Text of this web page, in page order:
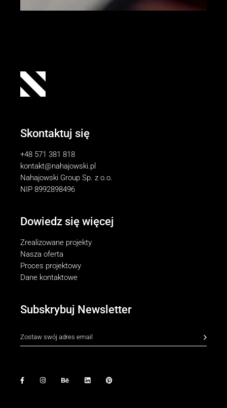
Skontaktuj się
+48 571 381 818
kontakt@nahajowski.pl
Nahajowski Group Sp. z o.o.
NIP 8992898496
Dowiedz się więcej
Zrealizowane projekty
Nasza oferta
Proces projektowy
Dane kontaktowe
Subskrybuj Newsletter